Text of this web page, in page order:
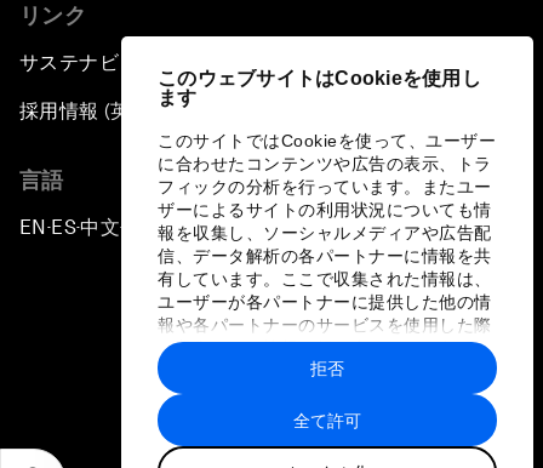
このウェブサイトはCookieを使用し
ます
このサイトではCookieを使って、ユーザー
に合わせたコンテンツや広告の表示、トラ
フィックの分析を行っています。またユー
ザーによるサイトの利用状況についても情
報を収集し、ソーシャルメディアや広告配
信、データ解析の各パートナーに情報を共
有しています。ここで収集された情報は、
ユーザーが各パートナーに提供した他の情
報や各パートナーのサービスを使用した際
に収集された情報と組み合わされ、各パー
トナーによって使用されることがありま
す。
全て許可
拒否
リンク
サステナビリティへの取り組み
採用情報 (英語のみ)
言語
EN ▪ES▪中文▪ 日本語
プライバシーポリシーと利用規約
サイトマップ